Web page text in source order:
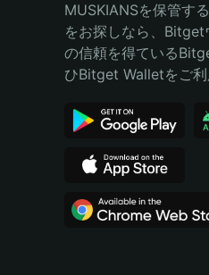
Português (Brasil)
Español (Argentina)
MUSKIANSを保管す
をお探しなら、
の信頼を得ている
ひBitget Walletをご利